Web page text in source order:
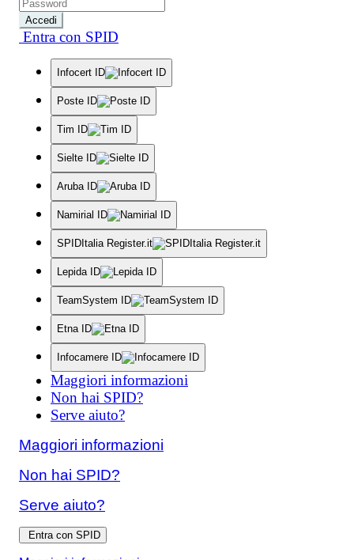
Accedi
Entra con SPID
Infocert ID
Poste ID
Tim ID
Sielte ID
Aruba ID
Namirial ID
SPIDItalia Register.it
Lepida ID
TeamSystem ID
Etna ID
Infocamere ID
Maggiori informazioni
Non hai SPID?
Serve aiuto?
Maggiori informazioni
Non hai SPID?
Serve aiuto?
Entra con SPID